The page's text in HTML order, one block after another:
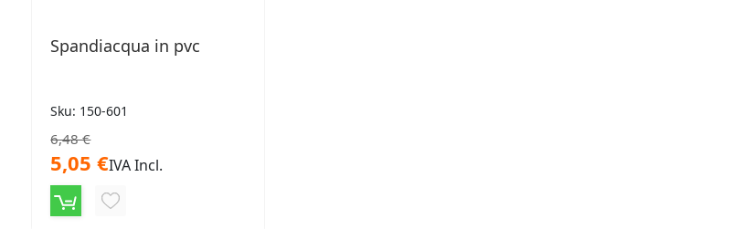
Spandiacqua in pvc
Sku: 150-601
6,48 €
5,05 €IVA Incl.
AGGIUNGI